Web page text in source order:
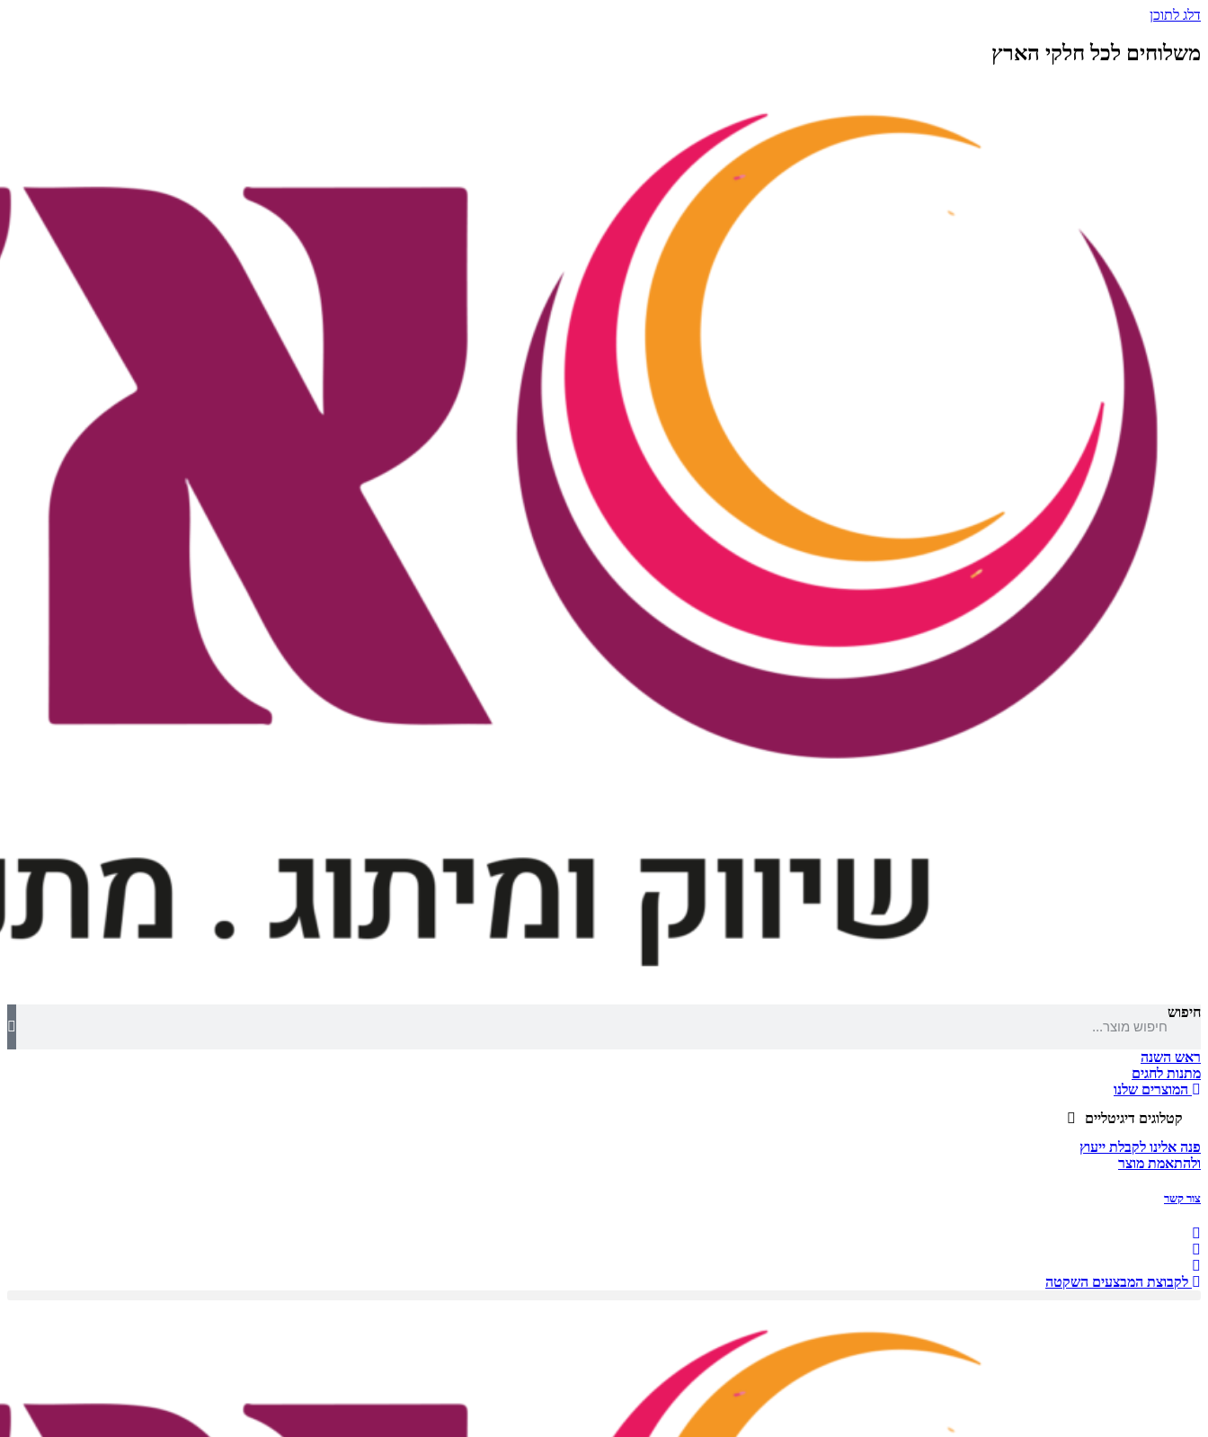
דלג לתוכן
משלוחים לכל חלקי הארץ
חיפוש
ראש השנה
מתנות לחגים
המוצרים שלנו
קטלוגים דיגיטליים
פנה אלינו לקבלת ייעוץ
ולהתאמת מוצר
צור קשר
לקבוצת המבצעים השקטה